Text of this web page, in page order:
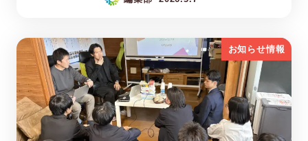
お知らせ情報